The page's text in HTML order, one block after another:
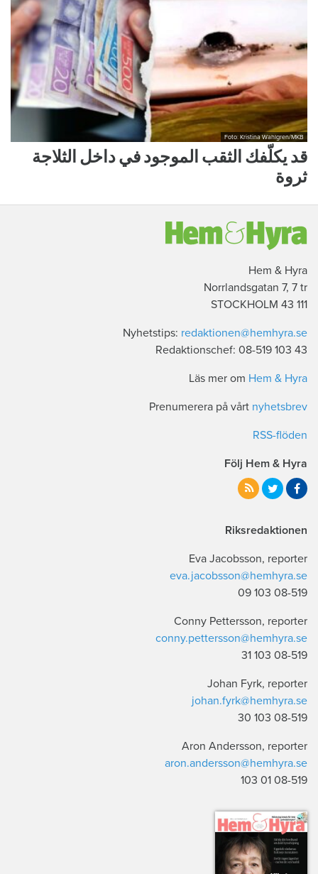
Foto: Kristina Wahlgren/MKB
قد يكلّفك الثقب الموجود في داخل الثلاجة
ثروة
Hem & Hyra
Norrlandsgatan 7, 7 tr
111 43 STOCKHOLM
Nyhetstips: redaktionen@hemhyra.se
Redaktionschef: 08-519 103 43
Läs mer om Hem & Hyra
Prenumerera på vårt nyhetsbrev
RSS-flöden
Följ Hem & Hyra
Riksredaktionen
Eva Jacobsson, reporter
eva.jacobsson@hemhyra.se
08-519 103 09
Conny Pettersson, reporter
conny.pettersson@hemhyra.se
08-519 103 31
Johan Fyrk, reporter
johan.fyrk@hemhyra.se
08-519 103 30
Aron Andersson, reporter
aron.andersson@hemhyra.se
08-519 103 01